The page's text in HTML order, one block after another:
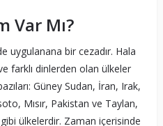
Var Mı?
uygulanana bir cezadır. Hala
farklı dinlerden olan ülkeler
Güney Sudan, İran, Irak,
Mısır, Pakistan ve Taylan,
ülkelerdir. Zaman içerisinde